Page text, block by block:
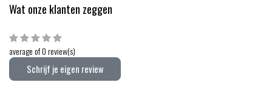
Wat onze klanten zeggen
average of 0 review(s)
Schrijf je eigen review